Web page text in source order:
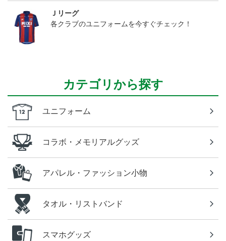
Ｊリーグ
各クラブのユニフォームを今すぐチェック！
カテゴリから探す
ユニフォーム
コラボ・メモリアルグッズ
アパレル・ファッション小物
タオル・リストバンド
スマホグッズ